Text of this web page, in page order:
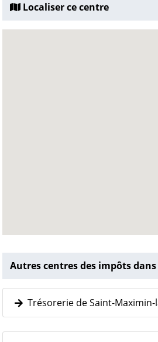
Localiser ce centre
Autres centres des impôts
Trésorerie de Saint-Maximin-